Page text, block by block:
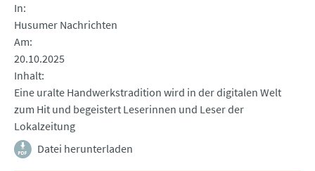
In
Husumer Nachrichten
Am
20.10.2025
Inhalt
Eine uralte Handwerkstradition wird in der digitalen Welt
zum Hit und begeistert Leserinnen und Leser der
Lokalzeitung
Datei herunterladen